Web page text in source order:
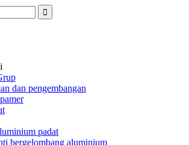
dan pengembangan
padat
bergelombang aluminium